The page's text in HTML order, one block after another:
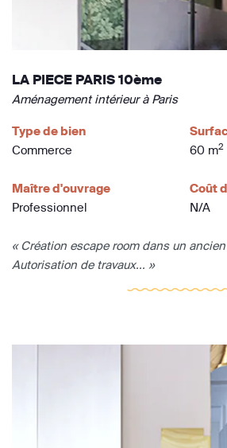
LA PIECE PARIS 10ème
Aménagement intérieur à Paris
Type de bien
Commerce
60 m2
Maître d'ouvrage
Professionnel
Coût
N/A
« Création escape room dans un
Autorisation de travaux... »